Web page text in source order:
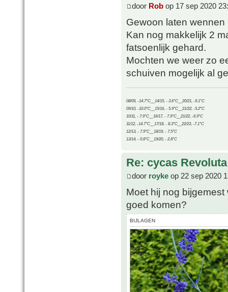
door Rob op 17 sep 2020
Gewoon laten wennen
Kan nog makkelijk 2
fatsoenlijk gehard.
Mochten we weer zo
schuiven mogelijk al
08/09, -14.7°C__14/15, - 3.6°C__20/21, -9.1°C
09/10, -10.0°C__15/16, - 5.9°C__21/22, -5.2°C
10/11, - 7.9°C__16/17, - 7.9°C__21/22, -6.9°C
11/12, -14.7°C__17/18, - 8.3°C__22/23, -7.1°C
12/13, - 7.9°C__18/19, - 7.5°C
13/14, - 0.8°C__19/20, - 2.8°C
Re: cycas Revoluta
door royke op 22 sep 2020
Moet hij nog
goed komen?
BIJLAGEN